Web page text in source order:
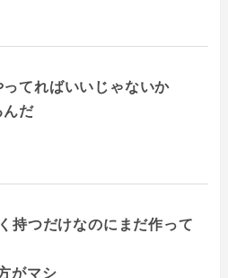
てればいいじゃないか
んだ
持つだけなのにまだ作って
がマシ